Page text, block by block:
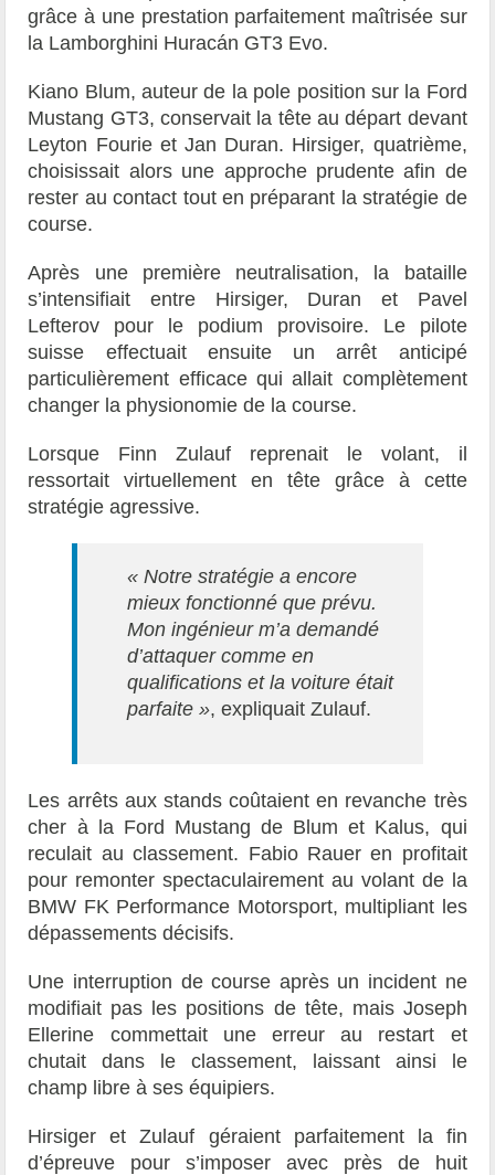
grâce à une prestation parfaitement maîtrisée sur
la Lamborghini Huracán GT3 Evo.
Kiano Blum, auteur de la pole position sur la Ford
Mustang GT3, conservait la tête au départ devant
Leyton Fourie et Jan Duran. Hirsiger, quatrième,
choisissait alors une approche prudente afin de
rester au contact tout en préparant la stratégie de
course.
Après une première neutralisation, la bataille
s’intensifiait entre Hirsiger, Duran et Pavel
Lefterov pour le podium provisoire. Le pilote
suisse effectuait ensuite un arrêt anticipé
particulièrement efficace qui allait complètement
changer la physionomie de la course.
Lorsque Finn Zulauf reprenait le volant, il
ressortait virtuellement en tête grâce à cette
stratégie agressive.
« Notre stratégie a encore
mieux fonctionné que prévu.
Mon ingénieur m’a demandé
d’attaquer comme en
qualifications et la voiture était
parfaite », expliquait Zulauf.
Les arrêts aux stands coûtaient en revanche très
cher à la Ford Mustang de Blum et Kalus, qui
reculait au classement. Fabio Rauer en profitait
pour remonter spectaculairement au volant de la
BMW FK Performance Motorsport, multipliant les
dépassements décisifs.
Une interruption de course après un incident ne
modifiait pas les positions de tête, mais Joseph
Ellerine commettait une erreur au restart et
chutait dans le classement, laissant ainsi le
champ libre à ses équipiers.
Hirsiger et Zulauf géraient parfaitement la fin
d’épreuve pour s’imposer avec près de huit